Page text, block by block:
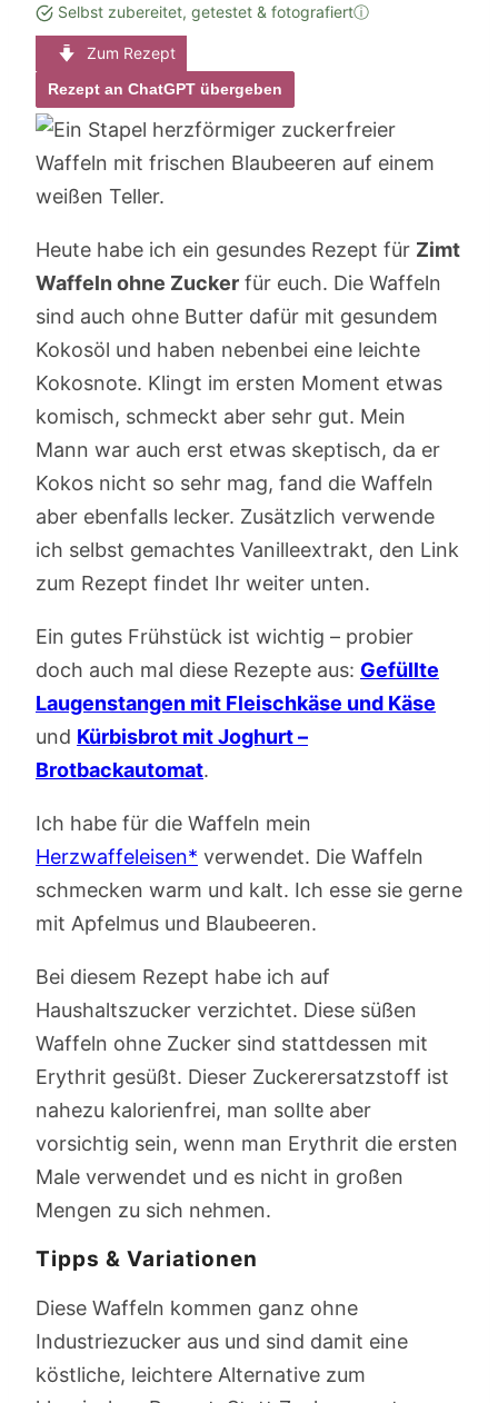
Selbst zubereitet, getestet & fotografiertⓘ
Zum Rezept
Rezept an ChatGPT übergeben
Heute habe ich ein gesundes Rezept für Zimt
Waffeln ohne Zucker für euch. Die Waffeln
sind auch ohne Butter dafür mit gesundem
Kokosöl und haben nebenbei eine leichte
Kokosnote. Klingt im ersten Moment etwas
komisch, schmeckt aber sehr gut. Mein
Mann war auch erst etwas skeptisch, da er
Kokos nicht so sehr mag, fand die Waffeln
aber ebenfalls lecker. Zusätzlich verwende
ich selbst gemachtes Vanilleextrakt, den Link
zum Rezept findet Ihr weiter unten.
Ein gutes Frühstück ist wichtig – probier
doch auch mal diese Rezepte aus: Gefüllte
Laugenstangen mit Fleischkäse und Käse
und Kürbisbrot mit Joghurt –
Brotbackautomat.
Ich habe für die Waffeln mein
Herzwaffeleisen* verwendet. Die Waffeln
schmecken warm und kalt. Ich esse sie gerne
mit Apfelmus und Blaubeeren.
Bei diesem Rezept habe ich auf
Haushaltszucker verzichtet. Diese süßen
Waffeln ohne Zucker sind stattdessen mit
Erythrit gesüßt. Dieser Zuckerersatzstoff ist
nahezu kalorienfrei, man sollte aber
vorsichtig sein, wenn man Erythrit die ersten
Male verwendet und es nicht in großen
Mengen zu sich nehmen.
Tipps & Variationen
Diese Waffeln kommen ganz ohne
Industriezucker aus und sind damit eine
köstliche, leichtere Alternative zum